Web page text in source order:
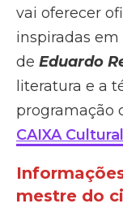
vai oferecer
inspiradas
de Eduardo
literatura e a
programação
CAIXA Cultural
mestre do